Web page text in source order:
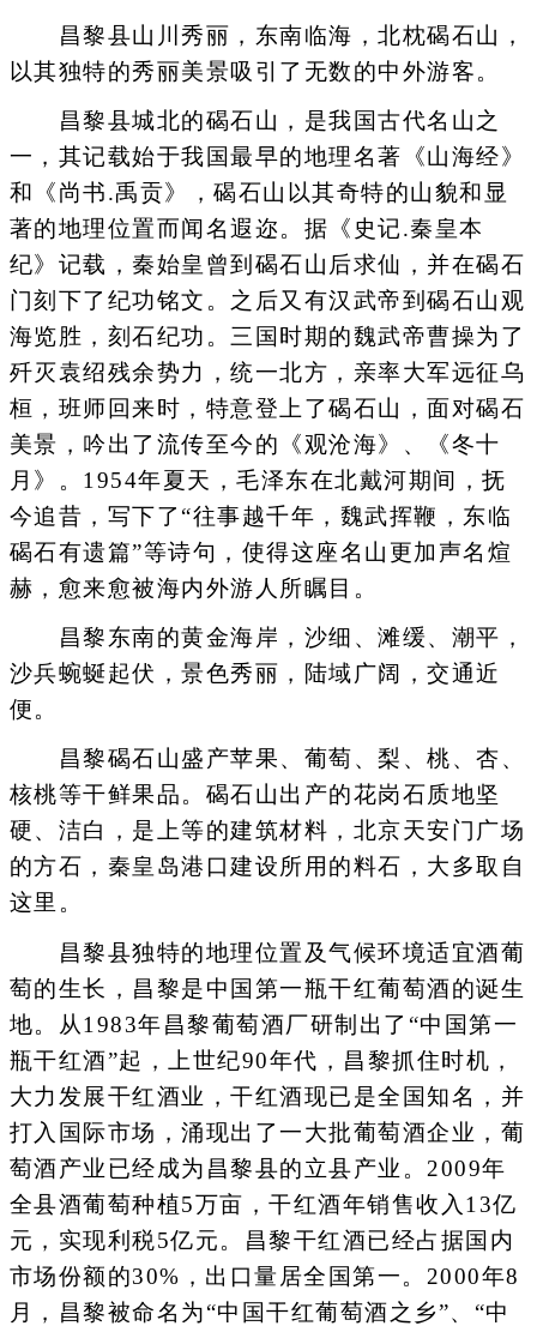
昌黎县山川秀丽，东南临海，北枕碣石山，
以其独特的秀丽美景吸引了无数的中外游客。
昌黎县城北的碣石山，是我国古代名山之
一，其记载始于我国最早的地理名著《山海经》
和《尚书.禹贡》，碣石山以其奇特的山貌和显
著的地理位置而闻名遐迩。据《史记.秦皇本
纪》记载，秦始皇曾到碣石山后求仙，并在碣石
门刻下了纪功铭文。之后又有汉武帝到碣石山观
海览胜，刻石纪功。三国时期的魏武帝曹操为了
歼灭袁绍残余势力，统一北方，亲率大军远征乌
桓，班师回来时，特意登上了碣石山，面对碣石
美景，吟出了流传至今的《观沧海》、《冬十
月》。1954年夏天，毛泽东在北戴河期间，抚
今追昔，写下了“往事越千年，魏武挥鞭，东临
碣石有遗篇”等诗句，使得这座名山更加声名煊
赫，愈来愈被海内外游人所瞩目。
昌黎东南的黄金海岸，沙细、滩缓、潮平，
沙兵蜿蜒起伏，景色秀丽，陆域广阔，交通近
便。
昌黎碣石山盛产苹果、葡萄、梨、桃、杏、
核桃等干鲜果品。碣石山出产的花岗石质地坚
硬、洁白，是上等的建筑材料，北京天安门广场
的方石，秦皇岛港口建设所用的料石，大多取自
这里。
昌黎县独特的地理位置及气候环境适宜酒葡
萄的生长，昌黎是中国第一瓶干红葡萄酒的诞生
地。从1983年昌黎葡萄酒厂研制出了“中国第一
瓶干红酒”起，上世纪90年代，昌黎抓住时机，
大力发展干红酒业，干红酒现已是全国知名，并
打入国际市场，涌现出了一大批葡萄酒企业，葡
萄酒产业已经成为昌黎县的立县产业。2009年
全县酒葡萄种植5万亩，干红酒年销售收入13亿
元，实现利税5亿元。昌黎干红酒已经占据国内
市场份额的30%，出口量居全国第一。2000年8
月，昌黎被命名为“中国干红葡萄酒之乡”、“中